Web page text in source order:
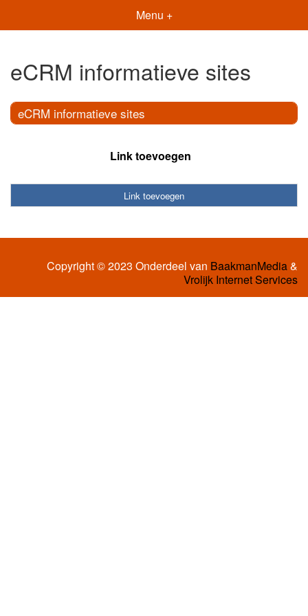
Menu +
eCRM informatieve sites
eCRM informatieve sites
Link toevoegen
Link toevoegen
Copyright © 2023 Onderdeel van BaakmanMedia&
Vrolijk Internet Services